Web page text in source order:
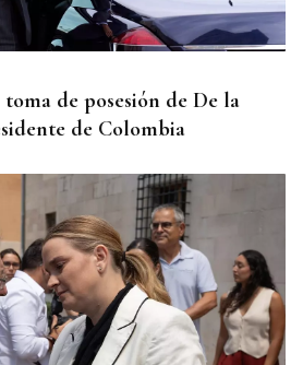
de posesión de De la
de Colombia